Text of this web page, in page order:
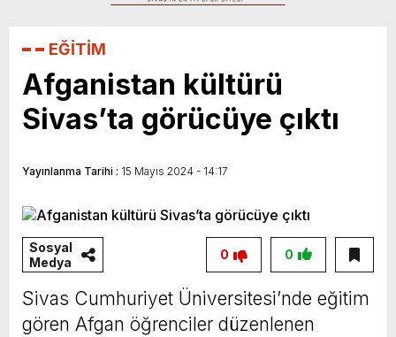
EĞİTİM
Afganistan kültürü
Sivas’ta görücüye çıktı
Yayınlanma Tarihi : 15 Mayıs 2024 - 14:17
Sosyal
Medya
0
0
Sivas Cumhuriyet Üniversitesi’nde eğitim
gören Afgan öğrenciler düzenlenen